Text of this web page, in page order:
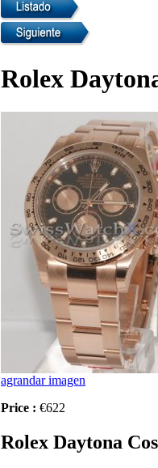
Rolex
agrandar imagen
Price : €622
Rolex Daytona